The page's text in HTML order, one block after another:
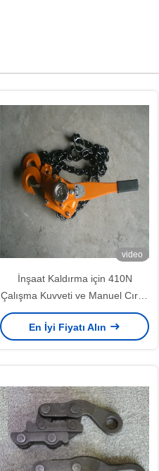
video
İnşaat Kaldırma için 410N
Çalışma Kuvveti ve Manuel Cırcır
Kolu ile 3 Ton Anma Yük Kolu
Vinç
En İyi Fiyatı Alın